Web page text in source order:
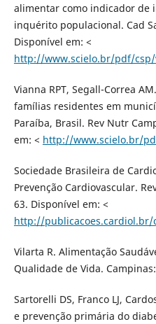
alimentar como indicador de
inquérito populacional. Cad
Disponível em: <
http://www.scielo.br/pdf/
Vianna RPT, Segall-Correa
famílias residentes em
Paraíba, Brasil. Rev Nutr
em: < http://www.scielo.br/
Sociedade Brasileira de
Prevenção Cardiovascular.
63. Disponível em: <
http://publicacoes.cardiol.br/
Vilarta R. Alimentação
Qualidade de Vida.
Sartorelli DS, Franco LJ,
e prevenção primária do